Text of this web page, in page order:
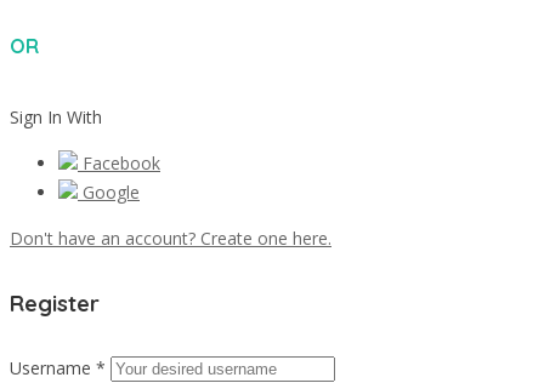
OR
Sign In With
Facebook
Google
Don't have an account? Create one here.
Register
Username *